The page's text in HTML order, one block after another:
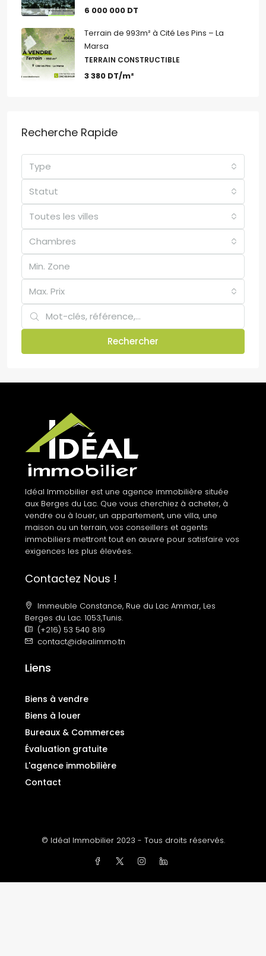
6 000 000 DT
Terrain de 993m² à Cité Les Pins – La
Marsa
TERRAIN CONSTRUCTIBLE
3 380 DT/m²
Recherche Rapide
Type
Statut
Toutes les villes
Chambres
Max. Prix
Rechercher
Idéal Immobilier est une agence immobilière située
aux Berges du Lac. Que vous cherchiez à acheter, à
vendre ou à louer, un appartement, une villa, une
maison ou un terrain, vos conseillers et agents
immobiliers mettront tout en œuvre pour satisfaire vos
exigences les plus élevées.
Contactez Nous !
Immeuble Constance, Rue du Lac Ammar, Les
Berges du Lac. 1053,Tunis.
(+216) 53 540 819
contact@idealimmo.tn
Liens
Biens à vendre
Biens à louer
Bureaux & Commerces
Évaluation gratuite
L'agence immobilière
Contact
© Idéal Immobilier 2023 - Tous droits réservés.